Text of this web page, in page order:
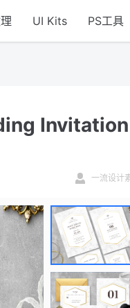
UI Kits PS工具
Invitation
一流设计